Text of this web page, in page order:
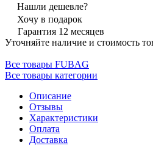
Нашли дешевле?
Хочу в подарок
Гарантия 12 месяцев
Уточняйте наличие и стоимость
Все товары FUBAG
Все товары категории
Описание
Отзывы
Характеристики
Оплата
Доставка